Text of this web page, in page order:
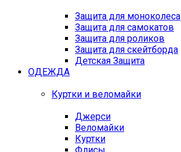
Защита для моноколеса
Защита для самокатов
Защита для роликов
Защита для скейтборда
Детская Защита
ОДЕЖДА
Куртки и веломайки
Джерси
Веломайки
Куртки